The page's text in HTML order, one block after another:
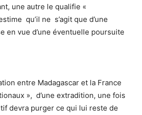
une autre le qualifie «
qu’il ne s’agit que d’une
en vue d’une éventuelle poursuite
entre Madagascar et la France
», d’une extradition, une fois
devra purger ce qui lui reste de